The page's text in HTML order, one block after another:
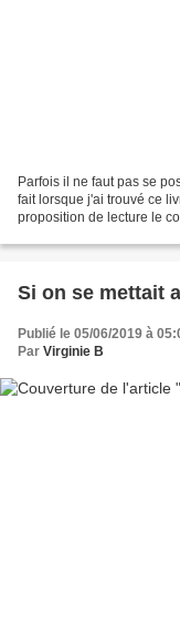
Parfois il ne faut pas se
fait lorsque j'ai trouvé ce
proposition de lecture le
Si on se mettait
Publié le 05/06/2019 à
Par Virginie B